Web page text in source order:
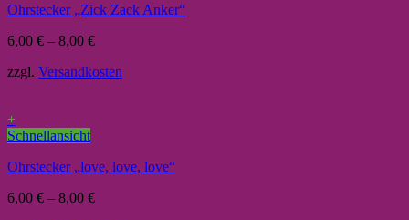
Ohrstecker „Zick Zack Anker“
6,00 € – 8,00 €
zzgl. Versandkosten
+
Schnellansicht
Ohrstecker „love, love, love“
6,00 € – 8,00 €